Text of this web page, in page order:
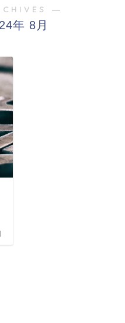
―
年 8月